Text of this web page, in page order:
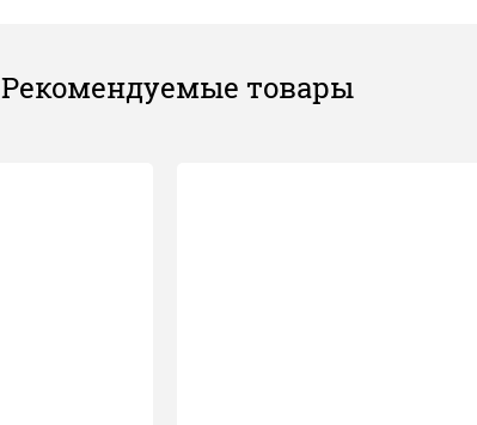
Рекомендуемые товары